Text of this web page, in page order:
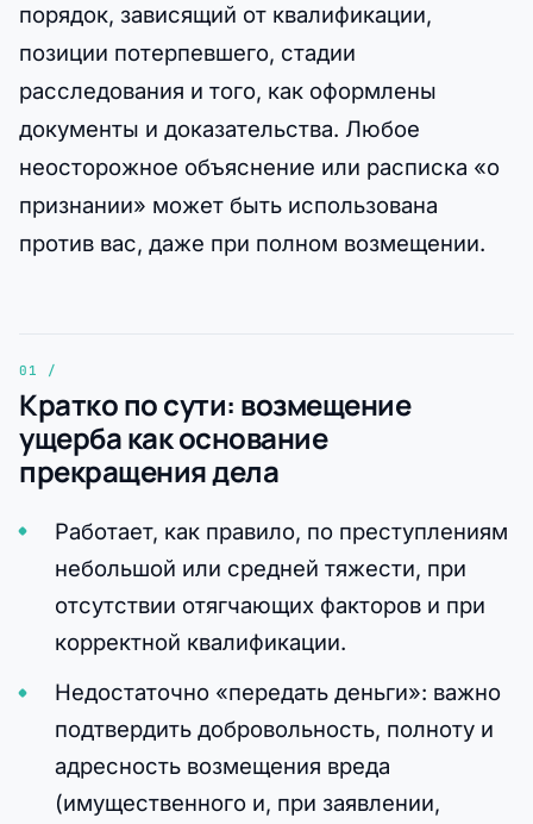
порядок, зависящий от квалификации,
позиции потерпевшего, стадии
расследования и того, как оформлены
документы и доказательства. Любое
неосторожное объяснение или расписка «о
признании» может быть использована
против вас, даже при полном возмещении.
Кратко по сути: возмещение
ущерба как основание
прекращения дела
Работает, как правило, по преступлениям
небольшой или средней тяжести, при
отсутствии отягчающих факторов и при
корректной квалификации.
Недостаточно «передать деньги»: важно
подтвердить добровольность, полноту и
адресность возмещения вреда
(имущественного и, при заявлении,